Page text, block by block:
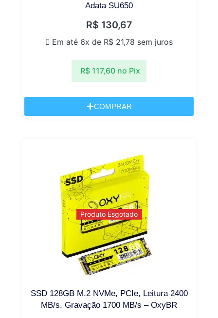
Adata SU650
R$ 130,67
Em até 6x de R$ 21,78 sem juros
R$117,60 no Pix
COMPRAR
Produto Esgotado
SSD 128GB M.2 NVMe, PCIe, Leitura 2400
MB/s, Gravação 1700 MB/s – OxyBR